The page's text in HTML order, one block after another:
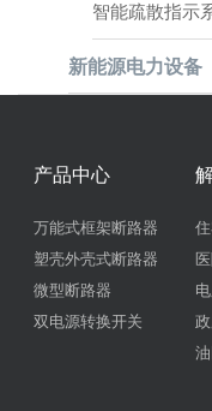
智能疏散指示
新能源电力设备
产品中心
万能式框架断路器
塑壳外壳式断路器
微型断路器
双电源转换开关